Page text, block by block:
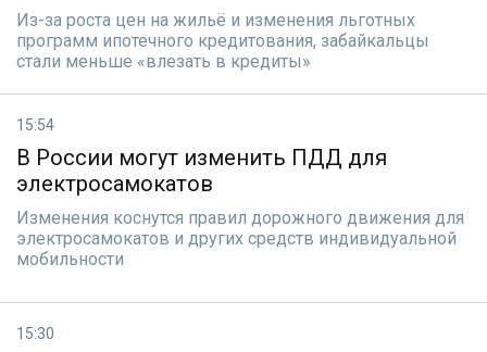
Из-за роста цен на жильё и изменения льготных
программ ипотечного кредитования, забайкальцы
стали меньше «влезать в кредиты»
15:54
В России могут изменить ПДД для
электросамокатов
Изменения коснутся правил дорожного движения для
электросамокатов и других средств индивидуальной
мобильности
15:30